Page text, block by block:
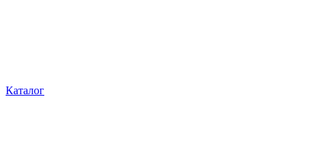
Каталог